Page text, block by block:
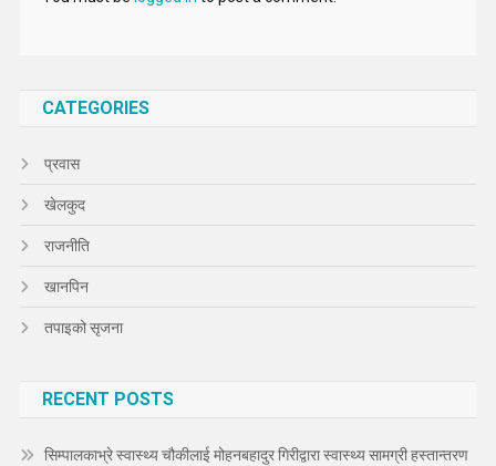
CATEGORIES
प्रवास
खेलकुद
राजनीति
खानपिन
तपाइको सृजना
RECENT POSTS
सिम्पालकाभ्रे स्वास्थ्य चौकीलाई मोहनबहादुर गिरीद्वारा स्वास्थ्य सामग्री हस्तान्तरण